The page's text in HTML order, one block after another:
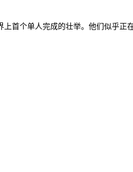
上首个单人完成的壮举。他们似乎正